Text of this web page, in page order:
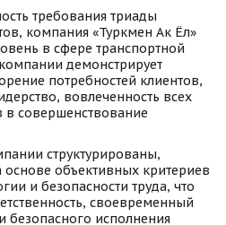
требования триады
компания «Туркмен Ак Ёл»
в сфере транспортной
демонстрирует
потребностей клиентов,
вовлеченность всех
в совершенствование
структурированы,
объективных критериев
и безопасности труда, что
своевременный
безопасного исполнения